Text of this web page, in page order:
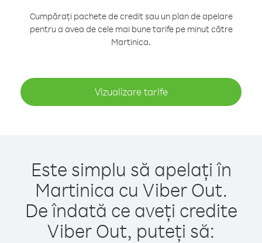
Cumpărați pachete de credit sau un plan de apelare
pentru a avea de cele mai bune tarife pe minut către
Martinica.
Vizualizare tarife
Este simplu să apelați în
Martinica cu Viber Out.
De îndată ce aveți credite
Viber Out, puteți să: